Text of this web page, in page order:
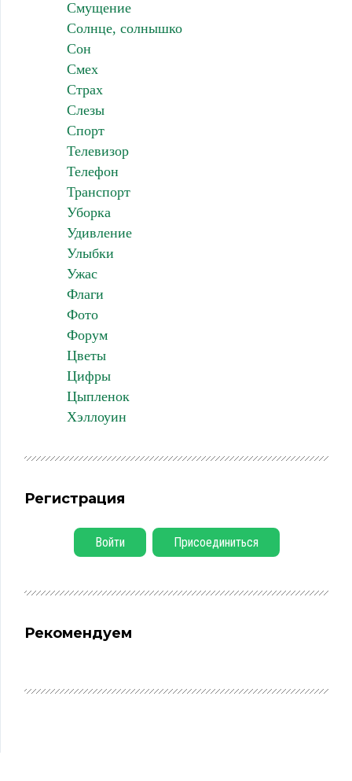
Смущение
Солнце, солнышко
Сон
Смех
Страх
Слезы
Спорт
Телевизор
Телефон
Транспорт
Уборка
Удивление
Улыбки
Ужас
Флаги
Фото
Форум
Цветы
Цифры
Цыпленок
Хэллоуин
Регистрация
Войти Присоединиться
Рекомендуем